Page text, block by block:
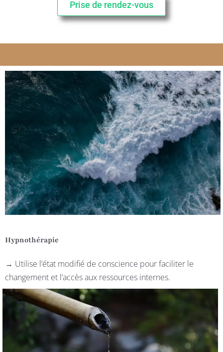
Prise de rendez-vous
Hypnothérapie
→ Utilise l’état modifié de conscience pour faciliter le
changement et l’accès aux ressources internes.